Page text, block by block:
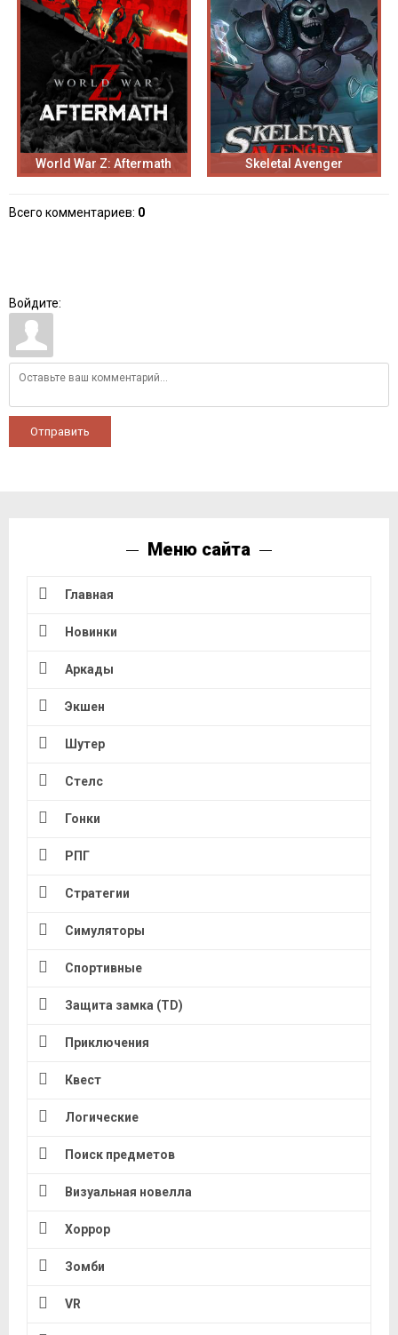
World War Z: Aftermath Skeletal Avenger
Всего комментариев: 0
Войдите:
Отправить
Меню сайта
Главная
Новинки
Аркады
Экшен
Шутер
Стелс
Гонки
РПГ
Стратегии
Симуляторы
Спортивные
Защита замка (TD)
Приключения
Квест
Логические
Поиск предметов
Визуальная новелла
Хоррор
Зомби
VR